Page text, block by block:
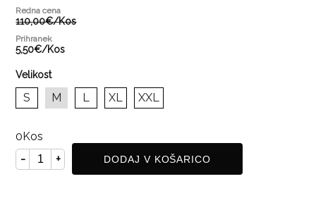
Redna cena
110,00€/Kos
Prihranek
5,50€/Kos
Velikost
S M L XL XXL
0 Kos
-
+ DODAJ V KOŠARICO